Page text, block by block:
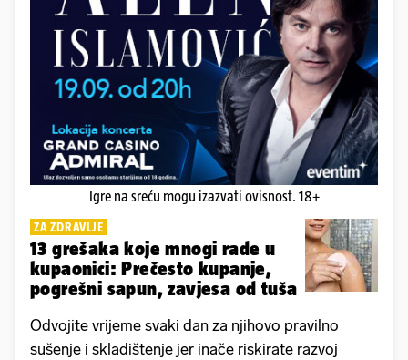
Igre na sreću mogu izazvati ovisnost. 18+
ZA ZDRAVLJE
13 grešaka koje mnogi rade u
kupaonici: Prečesto kupanje,
pogrešni sapun, zavjesa od tuša
Odvojite vrijeme svaki dan za njihovo pravilno
sušenje i skladištenje jer inače riskirate razvoj